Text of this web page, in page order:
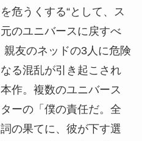
危うくする“として、ス
のユニバースに戻すべ
親友のネッドの3人に危険
る混乱が引き起こされ
作。複数のユニバース
ーの「僕の責任だ。全
の果てに、彼が下す選